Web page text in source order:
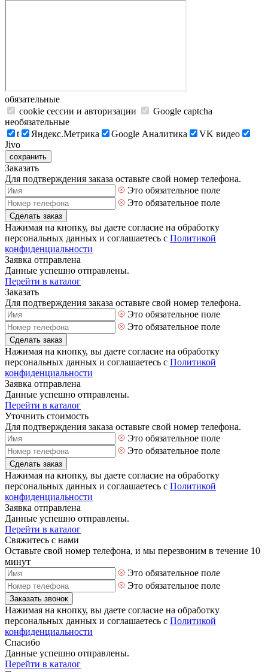
обязательные
cookie сессии и авторизации
Google captcha
необязательные
t
Яндекс.Метрика Google Аналитика
VK видео
Jivo
сохранить
Заказать
Для подтверждения заказа оставьте свой номер телефона.
Это обязательное поле
Это обязательное поле
Сделать заказ
Нажимая на кнопку, вы даете согласие на обработку
персональных данных и соглашаетесь с Политикой
конфиденциальности
Заявка отправлена
Данные успешно отправлены.
Перейти в каталог
Заказать
Для подтверждения заказа оставьте свой номер телефона.
Это обязательное поле
Это обязательное поле
Сделать заказ
Нажимая на кнопку, вы даете согласие на обработку
персональных данных и соглашаетесь с Политикой
конфиденциальности
Заявка отправлена
Данные успешно отправлены.
Перейти в каталог
Уточнить стоимость
Для подтверждения заказа оставьте свой номер телефона.
Это обязательное поле
Это обязательное поле
Сделать заказ
Нажимая на кнопку, вы даете согласие на обработку
персональных данных и соглашаетесь с Политикой
конфиденциальности
Заявка отправлена
Данные успешно отправлены.
Перейти в каталог
Свяжитесь с нами
Оставьте свой номер телефона, и мы перезвоним в течение 10
минут
Это обязательное поле
Это обязательное поле
Заказать звонок
Нажимая на кнопку, вы даете согласие на обработку
персональных данных и соглашаетесь с Политикой
конфиденциальности
Спасибо
Данные успешно отправлены.
Перейти в каталог